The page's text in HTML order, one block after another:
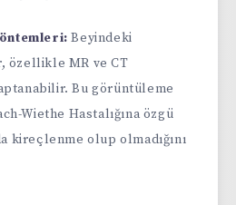
Beyindeki
özellikle MR ve CT
Bu görüntüleme
Wiethe Hastalığına özgü
kireçlenme olup olmadığını